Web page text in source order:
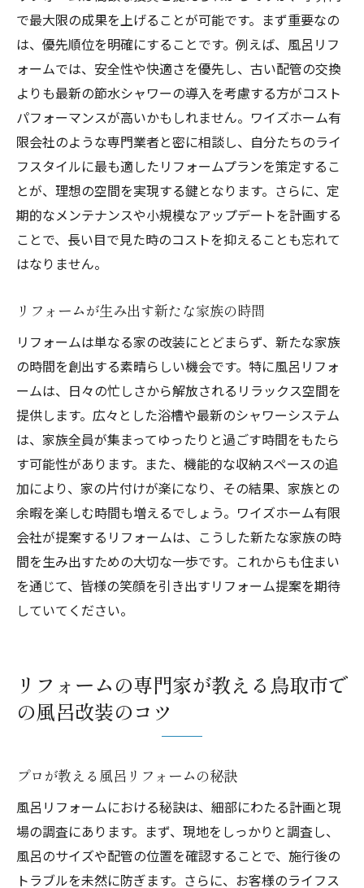
で最大限の成果を上げることが可能です。まず重要なの
は、優先順位を明確にすることです。例えば、風呂リフ
ォームでは、安全性や快適さを優先し、古い配管の交換
よりも最新の節水シャワーの導入を考慮する方がコスト
パフォーマンスが高いかもしれません。ワイズホーム有
限会社のような専門業者と密に相談し、自分たちのライ
フスタイルに最も適したリフォームプランを策定するこ
とが、理想の空間を実現する鍵となります。さらに、定
期的なメンテナンスや小規模なアップデートを計画する
ことで、長い目で見た時のコストを抑えることも忘れて
はなりません。
リフォームが生み出す新たな家族の時間
リフォームは単なる家の改装にとどまらず、新たな家族
の時間を創出する素晴らしい機会です。特に風呂リフォ
ームは、日々の忙しさから解放されるリラックス空間を
提供します。広々とした浴槽や最新のシャワーシステム
は、家族全員が集まってゆったりと過ごす時間をもたら
す可能性があります。また、機能的な収納スペースの追
加により、家の片付けが楽になり、その結果、家族との
余暇を楽しむ時間も増えるでしょう。ワイズホーム有限
会社が提案するリフォームは、こうした新たな家族の時
間を生み出すための大切な一歩です。これからも住まい
を通じて、皆様の笑顔を引き出すリフォーム提案を期待
していてください。
リフォームの専門家が教える鳥取市で
の風呂改装のコツ
プロが教える風呂リフォームの秘訣
風呂リフォームにおける秘訣は、細部にわたる計画と現
場の調査にあります。まず、現地をしっかりと調査し、
風呂のサイズや配管の位置を確認することで、施行後の
トラブルを未然に防ぎます。さらに、お客様のライフス